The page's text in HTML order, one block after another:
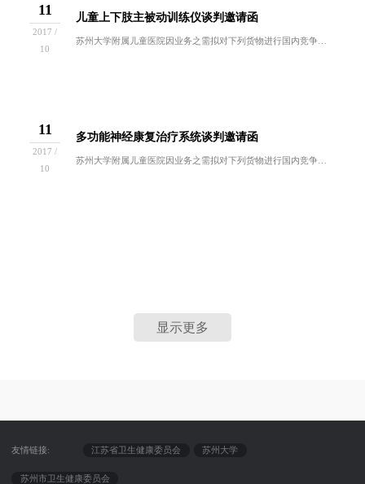
11
2017 /
10
儿童上下肢主被动训练仪谈判邀请函
苏州大学附属儿童医院因业务之需拟对下列货物进行国内竞争性谈判采购。欢迎符合谈判资格要求的供应商前来报名参与。一、招标编号：ZB2017-YL...
11
2017 /
10
多功能神经康复治疗系统谈判邀请函
苏州大学附属儿童医院因业务之需拟对下列货物进行国内竞争性谈判采购。欢迎符合谈判资格要求的供应商前来报名参与。一、招标编号：ZB2017-YL...
显示更多
友情链接: 江苏省卫生健康委员会 苏州大学
苏州市卫生健康委员会